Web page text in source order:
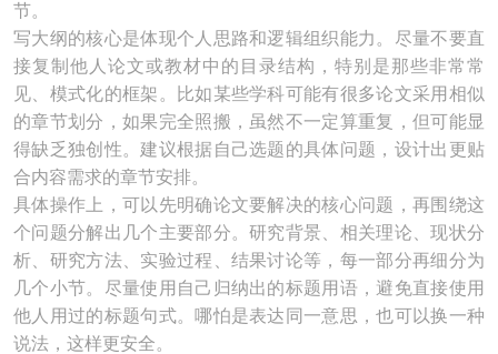
节。
写大纲的核心是体现个人思路和逻辑组织能力。尽量不要直
接复制他人论文或教材中的目录结构，特别是那些非常常
见、模式化的框架。比如某些学科可能有很多论文采用相似
的章节划分，如果完全照搬，虽然不一定算重复，但可能显
得缺乏独创性。建议根据自己选题的具体问题，设计出更贴
合内容需求的章节安排。
具体操作上，可以先明确论文要解决的核心问题，再围绕这
个问题分解出几个主要部分。研究背景、相关理论、现状分
析、研究方法、实验过程、结果讨论等，每一部分再细分为
几个小节。尽量使用自己归纳出的标题用语，避免直接使用
他人用过的标题句式。哪怕是表达同一意思，也可以换一种
说法，这样更安全。